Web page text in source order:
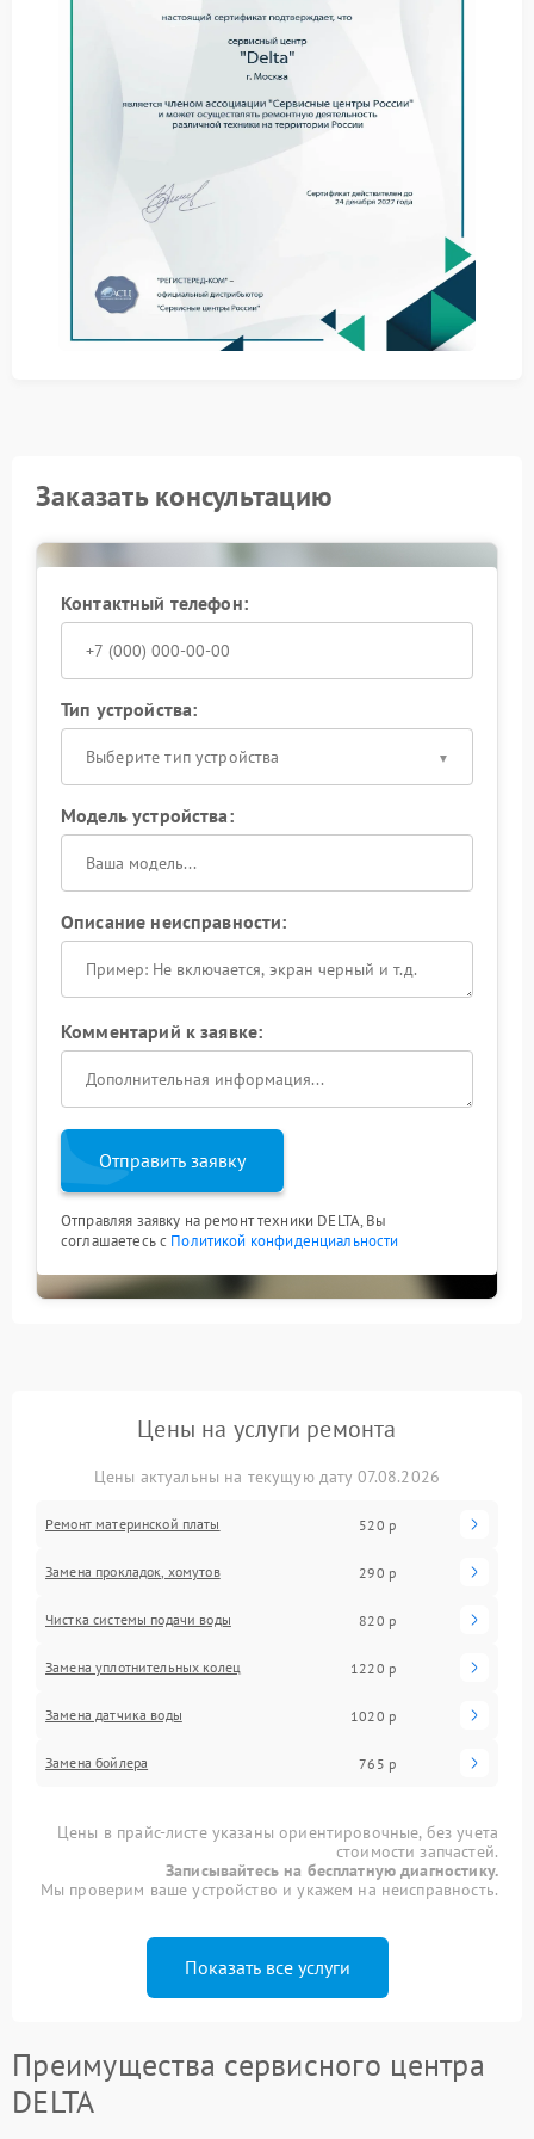
При сохранении проблемы с перегревом следует
обратиться к мастерам FIX-DELTA. Они проведут
диагностику и определят, требуется ли ремонт Delta.
Самостоятельное вмешательство может усугубить
ситуацию и привести к более серьезным поломкам.
накипи и обеспечат стабильную работу устройства
без избыточного нагрева корпуса.
Заказать консультацию
Контактный телефон:
Тип устройства:
Выберите тип устройства
Модель устройства:
Описание неисправности:
Комментарий к заявке:
Отправить заявку
Отправляя заявку на ремонт техники DELTA, Вы
соглашаетесь с Политикой конфиденциальности
Цены на услуги ремонта
Цены актуальны на текущую дату 07.08.2026
Ремонт материнской платы 520 р
Замена прокладок, хомутов 290 р
Чистка системы подачи воды 820 р
Замена уплотнительных колец 1220 р
Замена датчика воды 1020 р
Замена бойлера 765 р
Цены в прайс-листе указаны ориентировочные, без учета
стоимости запчастей.
Записывайтесь на бесплатную диагностику.
Мы проверим ваше устройство и укажем на неисправность.
Показать все услуги
Преимущества сервисного центра
DELTA